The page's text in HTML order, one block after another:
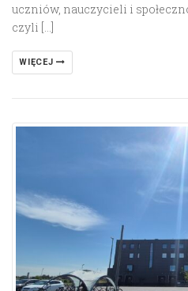
uczniów, nauczycieli i
czyli […]
WIĘCEJ